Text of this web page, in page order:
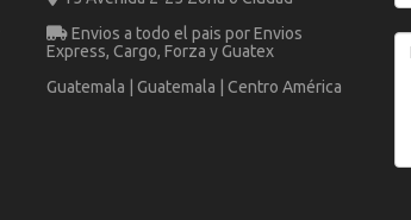
Envios a todo el pais por Envios
Express, Cargo, Forza y Guatex
Guatemala | Guatemala | Centro América